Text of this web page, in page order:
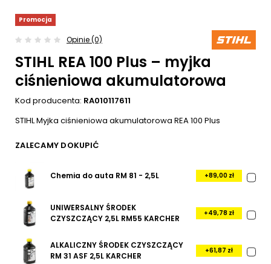
Promocja
Opinie (0)
STIHL REA 100 Plus – myjka
ciśnieniowa akumulatorowa
Kod producenta: RA010117611
STIHL Myjka ciśnieniowa akumulatorowa REA 100 Plus
ZALECAMY DOKUPIĆ
Chemia do auta RM 81 - 2,5L +89,00 zł
UNIWERSALNY ŚRODEK
CZYSZCZĄCY 2,5L RM55 KARCHER
+49,78 zł
ALKALICZNY ŚRODEK CZYSZCZĄCY
RM 31 ASF 2,5L KARCHER
+61,87 zł